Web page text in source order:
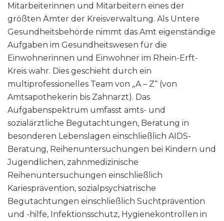
Mitarbeiterinnen und Mitarbeitern eines der
größten Ämter der Kreisverwaltung. Als Untere
Gesundheitsbehörde nimmt das Amt eigenständige
Aufgaben im Gesundheitswesen für die
Einwohnerinnen und Einwohner im Rhein-Erft-
Kreis wahr. Dies geschieht durch ein
multiprofessionelles Team von „A – Z“ (von
Amtsapothekerin bis Zahnarzt). Das
Aufgabenspektrum umfasst amts- und
sozialärztliche Begutachtungen, Beratung in
besonderen Lebenslagen einschließlich AIDS-
Beratung, Reihenuntersuchungen bei Kindern und
Jugendlichen, zahnmedizinische
Reihenuntersuchungen einschließlich
Kariesprävention, sozialpsychiatrische
Begutachtungen einschließlich Suchtprävention
und -hilfe, Infektionsschutz, Hygienekontrollen in